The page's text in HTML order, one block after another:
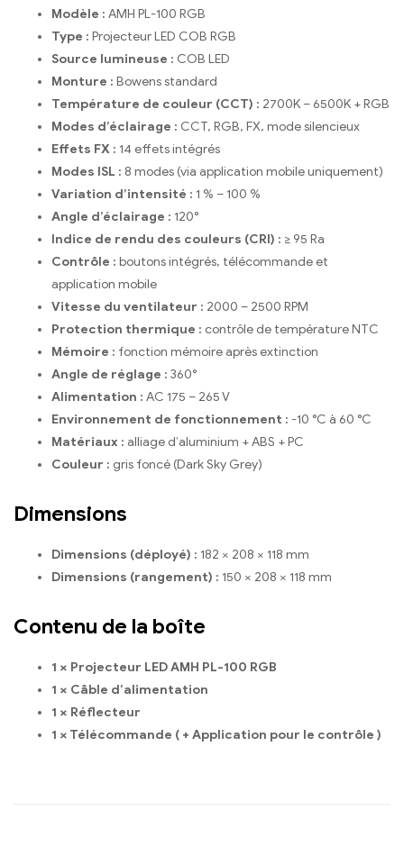
Modèle : AMH PL-100 RGB
Type : Projecteur LED COB RGB
Source lumineuse : COB LED
Monture : Bowens standard
Température de couleur (CCT) : 2700K – 6500K + RGB
Modes d’éclairage : CCT, RGB, FX, mode silencieux
Effets FX : 14 effets intégrés
Modes ISL : 8 modes (via application mobile uniquement)
Variation d’intensité : 1 % – 100 %
Angle d’éclairage : 120°
Indice de rendu des couleurs (CRI) : ≥ 95 Ra
Contrôle : boutons intégrés, télécommande et
application mobile
Vitesse du ventilateur : 2000 – 2500 RPM
Protection thermique : contrôle de température NTC
Mémoire : fonction mémoire après extinction
Angle de réglage : 360°
Alimentation : AC 175 – 265 V
Environnement de fonctionnement : -10 °C à 60 °C
Matériaux : alliage d’aluminium + ABS + PC
Couleur : gris foncé (Dark Sky Grey)
Dimensions
Dimensions (déployé) : 182 × 208 × 118 mm
Dimensions (rangement) : 150 × 208 × 118 mm
Contenu de la boîte
1 × Projecteur LED AMH PL-100 RGB
1 × Câble d’alimentation
1 × Réflecteur
1 × Télécommande ( + Application pour le contrôle )